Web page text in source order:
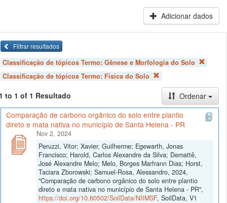
Adicionar dados
Filtrar resultados
Classificação de tópicos Termo: Gênese e Morfologia do Solo
Classificação de tópicos Termo: Física do Solo
to 1 of 1 Resultado
Ordenar
Comparação de carbono orgânico do solo entre plantio
direto e mata nativa no município de Santa Helena - PR
Nov 2, 2024
Peruzzi, Vitor; Xavier, Guilherme; Egewarth, Jonas
Francisco; Harold, Carlos Alexandre da Silva; Demattê,
José Alexandre Melo; Melo, Borges Marfrann Dias; Horst,
Taciara Zborowski; Samuel-Rosa, Alessandro, 2024,
"Comparação de carbono orgânico do solo entre plantio
direto e mata nativa no município de Santa Helena - PR",
https://doi.org/10.60502/SoilData/NIIMSF, SoilData, V1